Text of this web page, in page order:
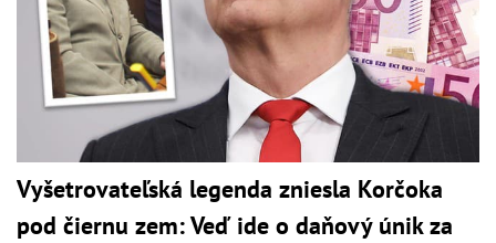
Vyšetrovateľská legenda zniesla Korčoka
pod čiernu zem: Veď ide o daňový únik za